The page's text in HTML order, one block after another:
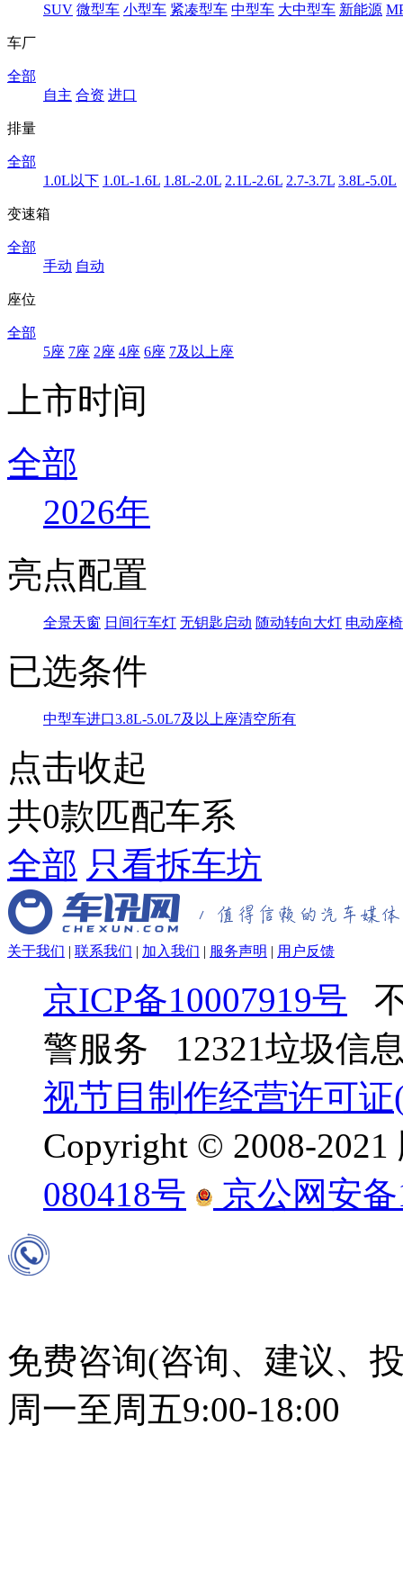
SUV 微型车 小型车 紧凑型车 中型车 大中型车 新能源
车厂
全部
自主 合资 进口
排量
全部
1.0L以下 1.0L-1.6L 1.8L-2.0L 2.1L-2.6L 2.7-3.7L 3.8L-5.0L
变速箱
全部
手动 自动
座位
全部
5座 7座 2座 4座 6座 7及以上座
上市时间
全部
2026年
亮点配置
全景天窗 日间行车灯 无钥匙启动 随动转向大灯 电动座椅
已选条件
中型车进口3.8L-5.0L7及以上座清空所有
点击收起
共0款匹配车系
全部 只看拆车坊
关于我们 | 联系我们 | 加入我们 | 服务声明 | 用户反馈
京ICP备10007919号
警服务 12321垃圾信
视节目制作经营许可证
Copyright © 2008-
080418号
京公网安备
免费咨询(咨询、建议、
周一至周五9:00-18:00